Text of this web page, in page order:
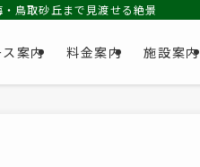
鳥取砂丘まで見渡せる絶景コース
ス案内 料金案内 施設案内